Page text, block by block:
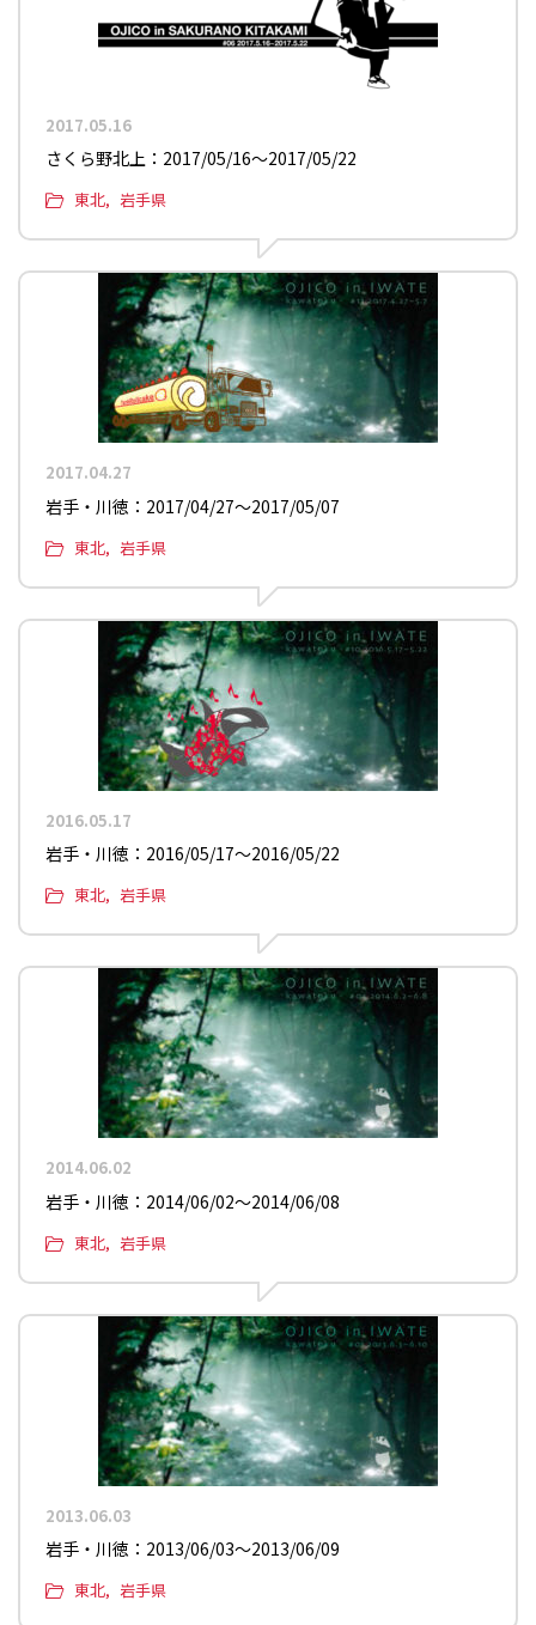
2017.05.16
さくら野北上：2017/05/16〜2017/05/22
東北 岩手県
2017.04.27
岩手・川徳：2017/04/27〜2017/05/07
東北 岩手県
2016.05.17
岩手・川徳：2016/05/17〜2016/05/22
東北 岩手県
2014.06.02
岩手・川徳：2014/06/02〜2014/06/08
東北 岩手県
2013.06.03
岩手・川徳：2013/06/03〜2013/06/09
東北 岩手県